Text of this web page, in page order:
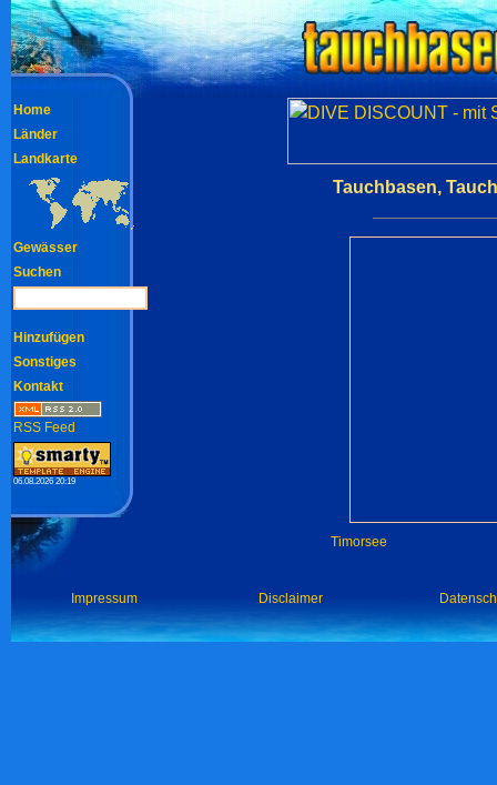
Tauchbasen,
Timorsee
Home
Länder
Landkarte
Gewässer
Suchen
Hinzufügen
Sonstiges
Kontakt
RSS Feed
06.08.2026 20:19
Impressum Disclaimer